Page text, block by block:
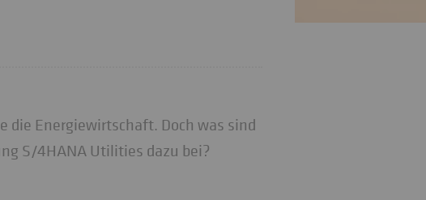
die Energiewirtschaft. Doch was sind
S/4HANA Utilities dazu bei?